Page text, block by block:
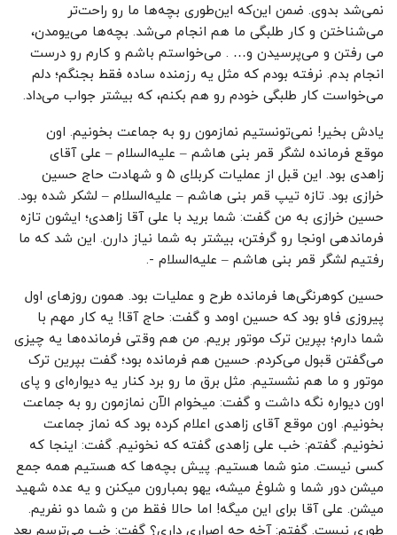
نمی‌شد بدوی. ضمن این‌که این‌طوری بچه‌ها ما رو راحت‌تر
می‌شناختن و کار طلبگی ما هم انجام می‌شد. بچه‌ها می‌یومدن،
می رفتن و می‌پرسیدن و… . می‌خواستم باشم و کارم رو درست
انجام بدم. نرفته بودم که مثل یه رزمنده ساده فقط بجنگم؛ دلم
می‌خواست کار طلبگی خودم رو هم بکنم، که بیشتر جواب ‌می‌داد.
یادش بخیر! نمی‌تونستیم نمازمون رو به جماعت بخونیم. اون
موقع فرمانده لشگر قمر بنی هاشم – علیه‌السلام – علی آقای
زاهدی بود. این قبل از عملیات کربلای ۵ و شهادت حاج حسین
خرازی بود. تازه تیپ قمر بنی هاشم – علیه‌السلام – لشکر شده بود.
حسین خرازی به من گفت: شما برید با علی آقا زاهدی؛ ایشون تازه
فرماندهی اونجا رو گرفتن، بیشتر به شما نیاز دارن. این شد که ما
رفتیم لشگر قمر بنی هاشم – علیه‌السلام -.
حسین کوهرنگی‌ها فرمانده طرح و عملیات بود. همون روزهای اول
پیروزی فاو بود که حسین اومد و گفت: حاج آقا! یه کار مهم با
شما دارم؛ بپرین ترک موتور بریم. من هم وقتی فرمانده‌ها یه چیزی
می‌گفتن قبول می‌کردم. حسین هم فرمانده بود؛ گفت بپرین ترک
موتور و ما هم نشستیم. مثل برق ما رو برد کنار یه دیواره‌ای و پای
اون دیواره نگه داشت و گفت: میخوام الآن نمازمون رو به جماعت
بخونیم. اون موقع آقای زاهدی اعلام کرده بود که نماز جماعت
نخونیم. گفتم: خب علی زاهدی گفته که نخونیم. گفت: اینجا که
کسی نیست. منو شما هستیم. پیش بچه‌ها که هستیم همه جمع
میشن دور شما و شلوغ میشه، یهو بمبارون میکنن و یه عده شهید
میشن. علی آقا برای این میگه! اما حالا فقط من و شما دو نفریم.
طوری نیست. گفتم: آخه چه اصراری داری؟ گفت: خب می‌ترسم بعد